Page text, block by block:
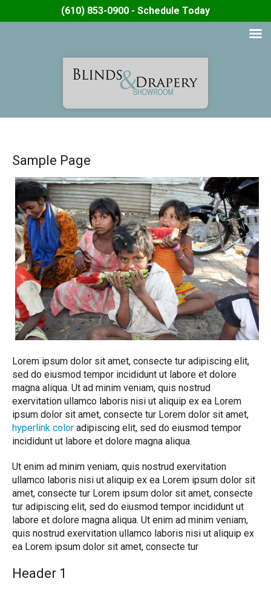
(610) 853-0900 - Schedule Today
Sample Page
Lorem ipsum dolor sit amet, consecte tur adipiscing elit,
sed do eiusmod tempor incididunt ut labore et dolore
magna aliqua. Ut ad minim veniam, quis nostrud
exervitation ullamco laboris nisi ut aliquip ex ea Lorem
ipsum dolor sit amet, consecte tur Lorem dolor sit amet,
hyperlink color adipiscing elit, sed do eiusmod tempor
incididunt ut labore et dolore magna aliqua.
Ut enim ad minim veniam, quis nostrud exervitation
ullamco laboris nisi ut aliquip ex ea Lorem ipsum dolor sit
amet, consecte tur Lorem ipsum dolor sit amet, consecte
tur adipiscing elit, sed do eiusmod tempor incididunt ut
labore et dolore magna aliqua. Ut enim ad minim veniam,
quis nostrud exervitation ullamco laboris nisi ut aliquip ex
ea Lorem ipsum dolor sit amet, consecte tur
Header 1